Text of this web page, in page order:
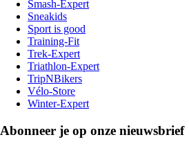
Smash-Expert
Sneakids
Sport is good
Training-Fit
Trek-Expert
Triathlon-Expert
TripNBikers
Vélo-Store
Winter-Expert
Abonneer je op onze nieuwsbrief